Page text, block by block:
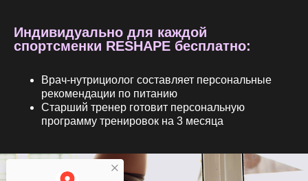
Индивидуально для каждой
спортсменки RESHAPE бесплатно:
Врач-нутрициолог составляет персональные
рекомендации по питанию
Старший тренер готовит персональную
программу тренировок на 3 месяца